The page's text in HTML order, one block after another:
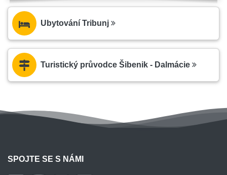
Ubytování Tribunj
Turistický průvodce Šibenik - Dalmácie
SPOJTE SE S NÁMI